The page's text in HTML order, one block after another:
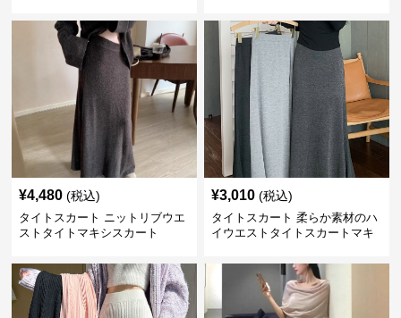
¥4,480 (税込)
タイトスカート ニットリブウエ
ストタイトマキシスカート
¥3,010 (税込)
タイトスカート 柔らか素材のハ
イウエストタイトスカートマキ